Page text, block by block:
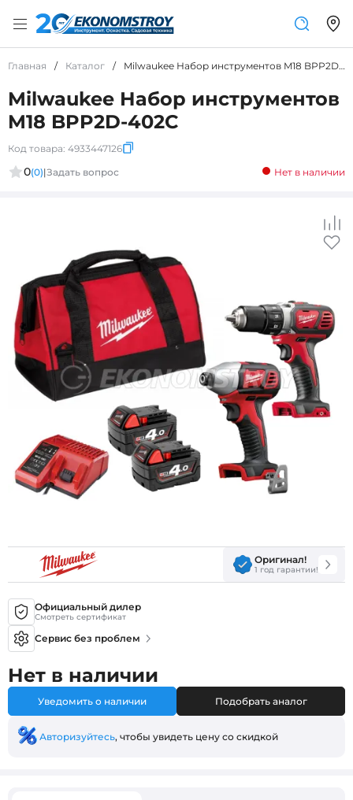
Главная / Каталог / Milwaukee Набор инструментов M18 BPP2D-402C
Milwaukee Набор инструментов
M18 BPP2D-402C
Код товара: 4933447126
0(0)|Задать вопрос Нет в наличии
Оригинал!
1 год гарантии!
Официальный дилер
Смотреть сертификат
Сервис без проблем
Нет в наличии
Уведомить о наличии Подобрать аналог
Авторизуйтесь, чтобы увидеть цену со скидкой